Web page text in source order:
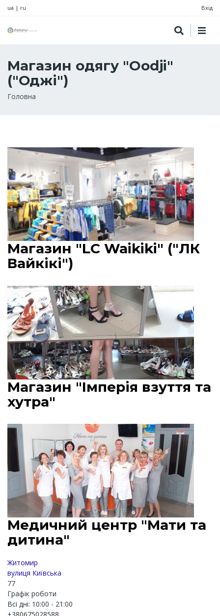
ua | ru Вхід
Магазин одягу "Oodji"
("Оджі")
Рядок
Головна
Магазин "LC Waikiki" ("ЛК
Вайкікі")
Магазин "Імперія взуття та
хутра"
Медичний центр "Мати та
дитина"
Житомир
вулиця Київська
77
Графік роботи
Всі дні: 10:00 - 21:00